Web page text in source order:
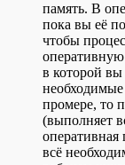
память. В
пока вы её
чтобы
в которой вы
промере, то
(выполняет
оперативная
всё